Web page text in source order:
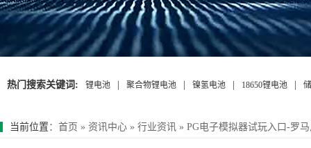
热门搜索关键词: 锂电池 聚合物锂电池 镍氢电池 18650锂电池
当前位置 ： 首页 » 资讯中心 » 行业资讯 » PG电子模拟器试玩入口-罗